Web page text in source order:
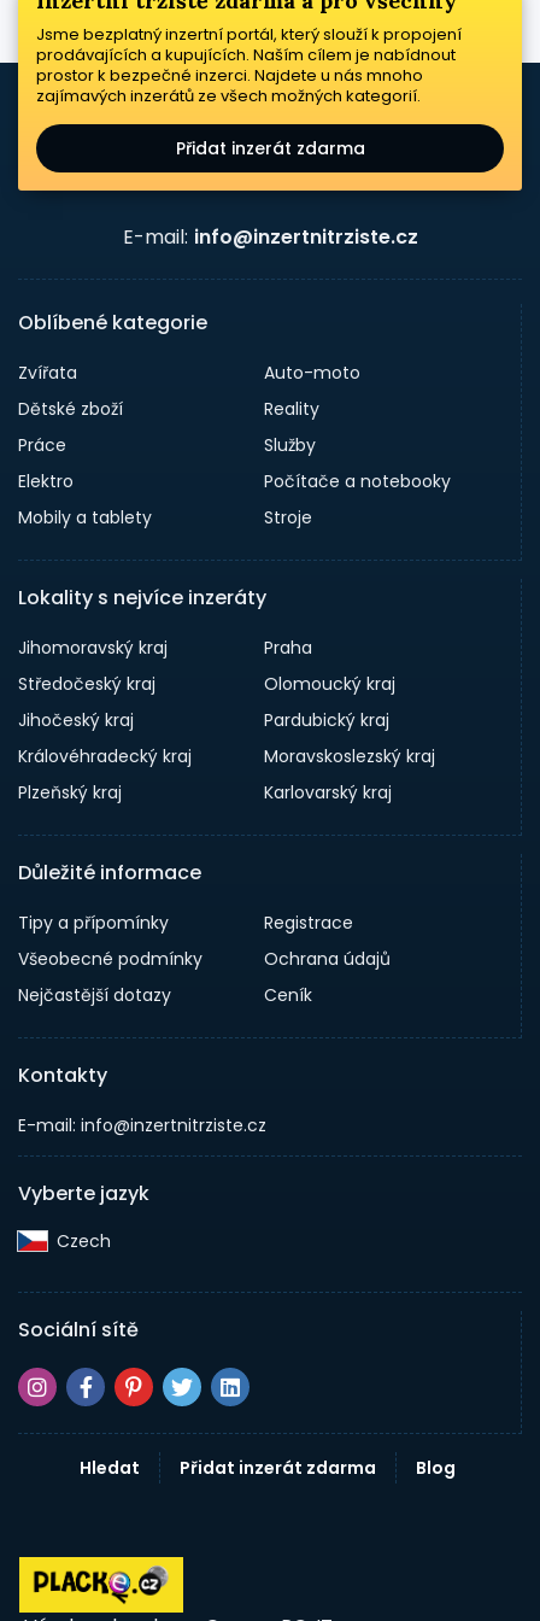
Jsme bezplatný inzertní portál, který slouží k propojení
prodávajících a kupujících. Naším cílem je nabídnout
prostor k bezpečné inzerci. Najdete u nás mnoho
zajímavých inzerátů ze všech možných kategorií.
Přidat inzerát zdarma
E-mail: info@inzertnitrziste.cz
Oblíbené kategorie
Zvířata
Auto-moto
Dětské zboží
Reality
Práce
Služby
Elektro
Počítače a notebooky
Mobily a tablety
Stroje
Lokality s nejvíce inzeráty
Jihomoravský kraj
Praha
Středočeský kraj
Olomoucký kraj
Jihočeský kraj
Pardubický kraj
Královéhradecký kraj
Moravskoslezský kraj
Plzeňský kraj
Karlovarský kraj
Důležité informace
Tipy a přípomínky
Registrace
Všeobecné podmínky
Ochrana údajů
Nejčastější dotazy
Ceník
Kontakty
E-mail: info@inzertnitrziste.cz
Vyberte jazyk
Czech‎
Sociální sítě
Hledat Přidat inzerát zdarma Blog